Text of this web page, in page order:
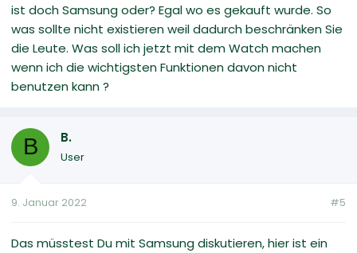
ist doch Samsung oder? Egal wo es gekauft wurde. So
was sollte nicht existieren weil dadurch beschränken Sie
die Leute. Was soll ich jetzt mit dem Watch machen
wenn ich die wichtigsten Funktionen davon nicht
benutzen kann ?
B B.
User
9. Januar 2022 #5
Das müsstest Du mit Samsung diskutieren, hier ist ein